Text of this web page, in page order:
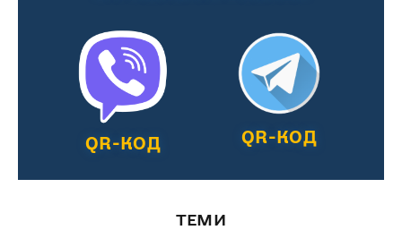
QR-КОД QR-КОД
ТЕМИ